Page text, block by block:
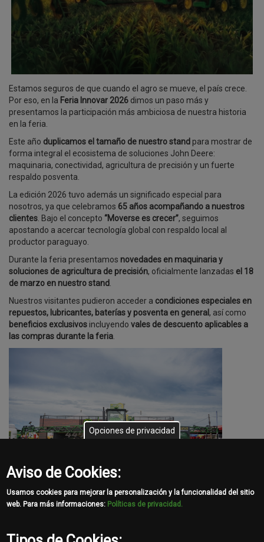
Estamos seguros de que cuando el agro se mueve, el país crece.
Por eso, en la Feria Innovar 2026 dimos un paso más y
presentamos la participación más ambiciosa de nuestra historia
en la feria.
Este año duplicamos el tamaño de nuestro stand para mostrar de
forma integral el ecosistema de soluciones John Deere:
maquinaria, conectividad, agricultura de precisión y un fuerte
respaldo posventa.
La edición 2026 tuvo además un significado especial para
nosotros, ya que celebramos 65 años acompañando a nuestros
clientes. Bajo el concepto “Moverse es crecer”, seguimos
apostando a acercar tecnología global con respaldo local al
productor paraguayo.
Durante la feria presentamos novedades en maquinaria y
soluciones de agricultura de precisión, oficialmente lanzadas el 18
de marzo en nuestro stand.
Nuestros visitantes pudieron acceder a condiciones especiales en
repuestos, lubricantes, baterías y posventa en general, así como
beneficios exclusivos incluyendo vales de descuento aplicables a
las compras durante la feria.
GALERÍA DE IMÁGENES
Opciones de privacidad
Aviso de Cookies:
Usamos cookies para mejorar la personalización y la funcionalidad del sitio
web. Para más informaciones: Políticas de privacidad.